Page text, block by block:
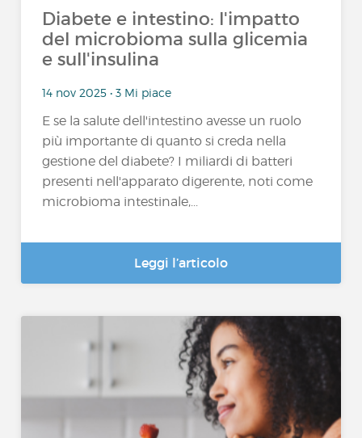
Diabete e intestino: l'impatto
del microbioma sulla glicemia
e sull'insulina
14 nov 2025 • 3 Mi piace
E se la salute dell'intestino avesse un ruolo
più importante di quanto si creda nella
gestione del diabete? I miliardi di batteri
presenti nell'apparato digerente, noti come
microbioma intestinale,...
Leggi l’articolo